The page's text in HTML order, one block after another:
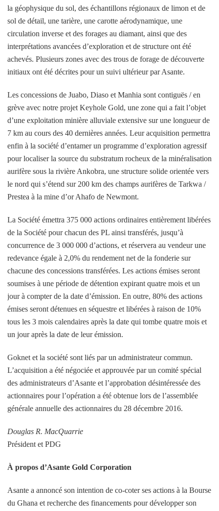
la géophysique du sol, des échantillons régionaux de limon et de
sol de détail, une tarière, une carotte aérodynamique, une
circulation inverse et des forages au diamant, ainsi que des
interprétations avancées d’exploration et de structure ont été
achevés. Plusieurs zones avec des trous de forage de découverte
initiaux ont été décrites pour un suivi ultérieur par Asante.
Les concessions de Juabo, Diaso et Manhia sont contiguës / en
grève avec notre projet Keyhole Gold, une zone qui a fait l’objet
d’une exploitation minière alluviale extensive sur une longueur de
7 km au cours des 40 dernières années. Leur acquisition permettra
enfin à la société d’entamer un programme d’exploration agressif
pour localiser la source du substratum rocheux de la minéralisation
aurifère sous la rivière Ankobra, une structure solide orientée vers
le nord qui s’étend sur 200 km des champs aurifères de Tarkwa /
Prestea à la mine d’or Ahafo de Newmont.
La Société émettra 375 000 actions ordinaires entièrement libérées
de la Société pour chacun des PL ainsi transférés, jusqu’à
concurrence de 3 000 000 d’actions, et réservera au vendeur une
redevance égale à 2,0% du rendement net de la fonderie sur
chacune des concessions transférées. Les actions émises seront
soumises à une période de détention expirant quatre mois et un
jour à compter de la date d’émission. En outre, 80% des actions
émises seront détenues en séquestre et libérées à raison de 10%
tous les 3 mois calendaires après la date qui tombe quatre mois et
un jour après la date de leur émission.
Goknet et la société sont liés par un administrateur commun.
L’acquisition a été négociée et approuvée par un comité spécial
des administrateurs d’Asante et l’approbation désintéressée des
actionnaires pour l’opération a été obtenue lors de l’assemblée
générale annuelle des actionnaires du 28 décembre 2016.
Douglas R. MacQuarrie
Président et PDG
À propos d’Asante Gold Corporation
Asante a annoncé son intention de co-coter ses actions à la Bourse
du Ghana et recherche des financements pour développer son